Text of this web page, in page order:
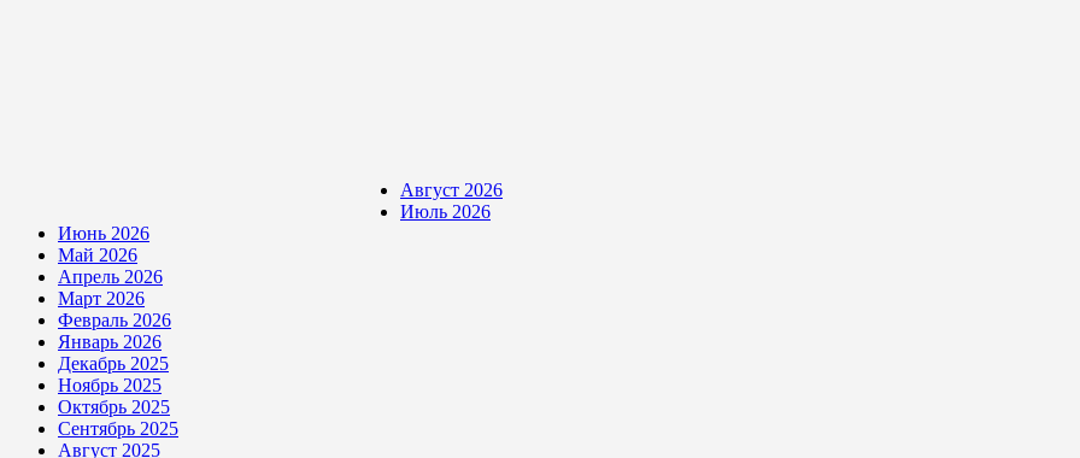
Август 2026
Июль 2026
Июнь 2026
Май 2026
Апрель 2026
Март 2026
Февраль 2026
Январь 2026
Декабрь 2025
Ноябрь 2025
Октябрь 2025
Сентябрь 2025
Август 2025